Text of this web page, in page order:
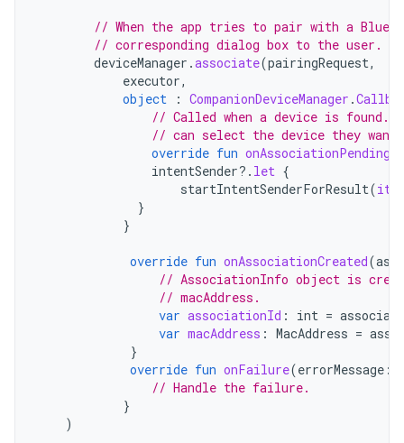
// When the app tries to pair with a
// corresponding dialog box to the user.
deviceManager .associate(pairingRequest,
executor,
object
: CompanionDeviceManager .
// Called when a device is found.
// can select the device they
override fun onAssociationPending
intentSender?. let {
startIntentSenderForResult(it
}
}
override fun onAssociationCreated(
// AssociationInfo object is
// macAddress.
var associationId : int =
var macAddress : MacAddress =
}
override fun onFailure(errorMessage :
// Handle the failure.
}
)